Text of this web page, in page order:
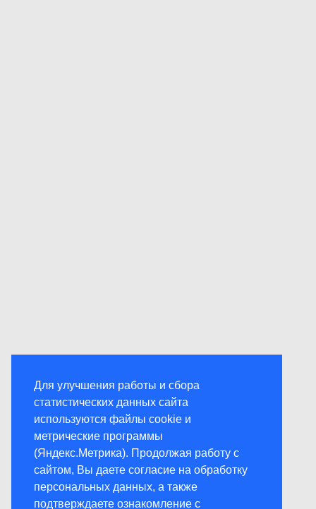
Для улучшения работы и сбора
статистических данных сайта
используются файлы cookie и
метрические программы
(Яндекс.Метрика). Продолжая работу с
сайтом, Вы даете согласие на обработку
персональных данных, а также
подтверждаете ознакомление с